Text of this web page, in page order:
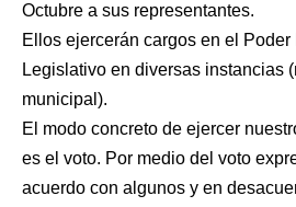
Octubre a sus representantes.
Ellos ejercerán cargos en el Poder
Legislativo en diversas instancias
municipal).
El modo concreto de ejercer
es el voto. Por medio del voto
acuerdo con algunos y en